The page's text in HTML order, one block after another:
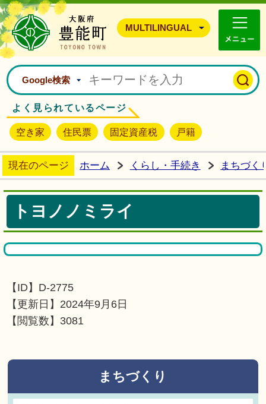
豊能町ホームページ
MULTILINGUAL
Google検索
よく見られているページ
空き家 住民票 固定資産税 戸籍
現在のページ ホーム くらし・手続き まちづく
トヨノノミライ
【ID】 D-2775
【更新日】 2024年9月6日
【閲覧数】 3081
まちづくり